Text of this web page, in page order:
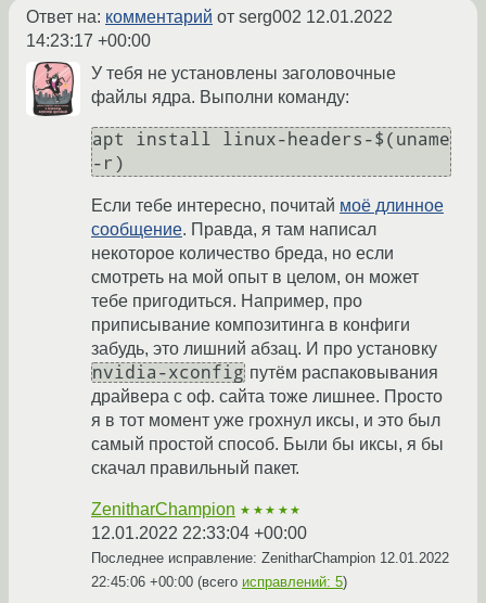
Ответ на: комментарий от serg002 12.01.2022
14:23:17 +00:00
У тебя не установлены заголовочные
файлы ядра. Выполни команду:
apt install linux-headers-$(uname
Если тебе интересно, почитай моё длинное
сообщение. Правда, я там написал
некоторое количество бреда, но если
смотреть на мой опыт в целом, он может
тебе пригодиться. Например, про
приписывание композитинга в конфиги
забудь, это лишний абзац. И про установку
nvidia-xconfig путём распаковывания
драйвера с оф. сайта тоже лишнее. Просто
я в тот момент уже грохнул иксы, и это был
самый простой способ. Были бы иксы, я бы
скачал правильный пакет.
ZenitharChampion ★★★★★
12.01.2022 22:33:04 +00:00
Последнее исправление: ZenitharChampion 12.01.2022
22:45:06 +00:00 (всего исправлений: 5)